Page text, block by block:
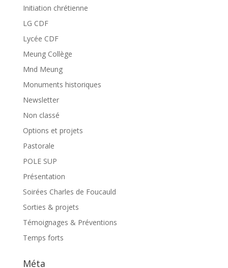
Initiation chrétienne
LG CDF
Lycée CDF
Meung Collège
Mnd Meung
Monuments historiques
Newsletter
Non classé
Options et projets
Pastorale
POLE SUP
Présentation
Soirées Charles de Foucauld
Sorties & projets
Témoignages & Préventions
Temps forts
Méta